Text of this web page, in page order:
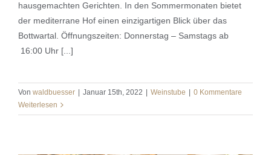
hausgemachten Gerichten. In den Sommermonaten bietet
der mediterrane Hof einen einzigartigen Blick über das
Bottwartal. Öffnungszeiten: Donnerstag – Samstags ab
16:00 Uhr [...]
Von waldbuesser Januar 15th, 2022 Weinstube
0 Kommentare
Weiterlesen